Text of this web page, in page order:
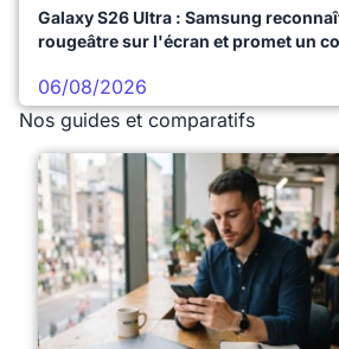
Galaxy S26 Ultra : Samsung
rougeâtre sur l'écran et promet un
06/08/2026
Nos guides et comparatifs